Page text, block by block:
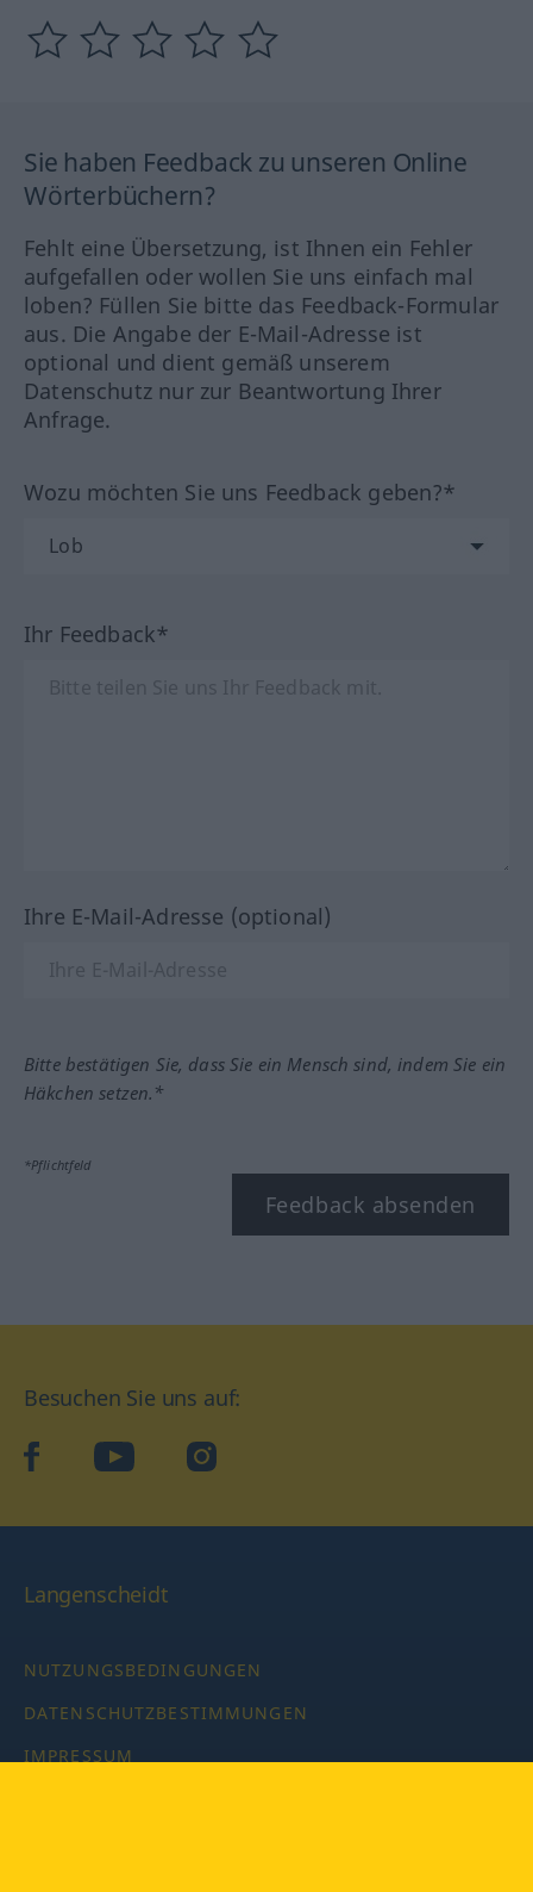
Sie haben Feedback zu unseren Online
Wörterbüchern?
Fehlt eine Übersetzung, ist Ihnen ein Fehler
aufgefallen oder wollen Sie uns einfach mal
loben? Füllen Sie bitte das Feedback-Formular
aus. Die Angabe der E-Mail-Adresse ist
optional und dient gemäß unserem
Datenschutz nur zur Beantwortung Ihrer
Anfrage.
Wozu möchten Sie uns Feedback geben?*
Ihr Feedback*
Ihre E-Mail-Adresse (optional)
Bitte bestätigen Sie, dass Sie ein Mensch sind, indem Sie ein
Häkchen setzen.*
*Pflichtfeld
Feedback absenden
Besuchen Sie uns auf:
facebookYouTube Instagram
Langenscheidt
NUTZUNGSBEDINGUNGEN
DATENSCHUTZBESTIMMUNGEN
IMPRESSUM